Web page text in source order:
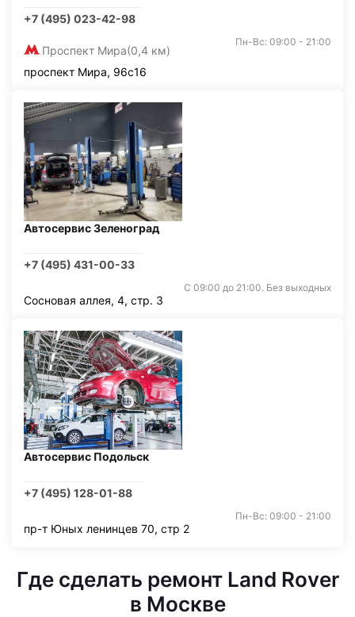
+7 (495) 023-42-98
Проспект Мира(0,4 км)
Пн-Вс: 09:00 - 21:00
проспект Мира, 96с16
Автосервис Зеленоград
+7 (495) 431-00-33
С 09:00 до 21:00. Без выходных
Сосновая аллея, 4, стр. 3
Автосервис Подольск
+7 (495) 128-01-88
Пн-Вс: 09:00 - 21:00
пр-т Юных ленинцев 70, стр 2
Где сделать ремонт Land Rover
в Москве